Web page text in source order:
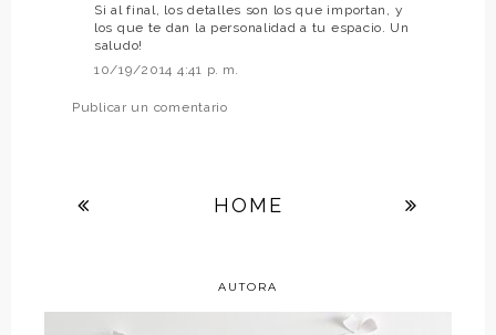
Si al final, los detalles son los que importan, y
los que te dan la personalidad a tu espacio. Un
saludo!
10/19/2014 4:41 p. m.
Publicar un comentario
HOME
AUTORA